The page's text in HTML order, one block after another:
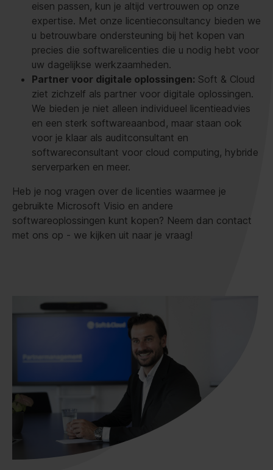
eisen passen, kun je altijd vertrouwen op onze
expertise. Met onze licentieconsultancy bieden we
u betrouwbare ondersteuning bij het kopen van
precies die softwarelicenties die u nodig hebt voor
uw dagelijkse werkzaamheden.
Partner voor digitale oplossingen: Soft & Cloud
ziet zichzelf als partner voor digitale oplossingen.
We bieden je niet alleen individueel licentieadvies
en een sterk softwareaanbod, maar staan ook
voor je klaar als auditconsultant en
softwareconsultant voor cloud computing, hybride
serverparken en meer.
Heb je nog vragen over de licenties waarmee je
gebruikte Microsoft Visio en andere
softwareoplossingen kunt kopen? Neem dan contact
met ons op - we kijken uit naar je vraag!